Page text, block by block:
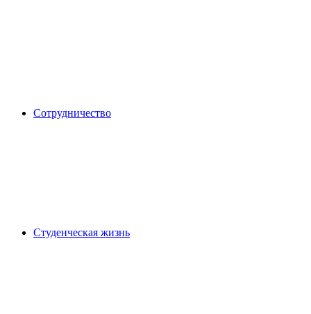
Сотрудничество
Студенческая жизнь